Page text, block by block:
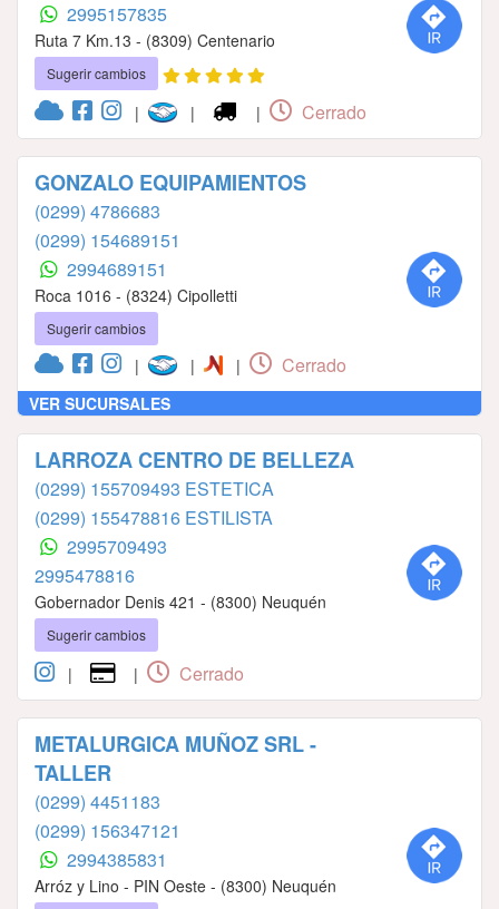
2995157835
Ruta 7 Km.13 - (8309) Centenario
Sugerir cambios
| | | Cerrado
GONZALO EQUIPAMIENTOS
(0299) 4786683
(0299) 154689151
2994689151
Roca 1016 - (8324) Cipolletti
Sugerir cambios
| | | Cerrado
VER SUCURSALES
LARROZA CENTRO DE BELLEZA
(0299) 155709493 ESTETICA
(0299) 155478816 ESTILISTA
2995709493
2995478816
Gobernador Denis 421 - (8300) Neuquén
Sugerir cambios
| | Cerrado
METALURGICA MUÑOZ SRL -
TALLER
(0299) 4451183
(0299) 156347121
2994385831
Arróz y Lino - PIN Oeste - (8300) Neuquén